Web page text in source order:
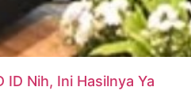
Nih, Ini Hasilnya Ya